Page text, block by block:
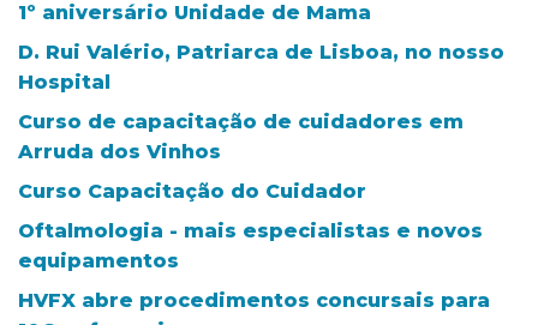
1º aniversário Unidade de Mama
D. Rui Valério, Patriarca de Lisboa, no nosso
Hospital
Curso de capacitação de cuidadores em
Arruda dos Vinhos
Curso Capacitação do Cuidador
Oftalmologia - mais especialistas e novos
equipamentos
HVFX abre procedimentos concursais para